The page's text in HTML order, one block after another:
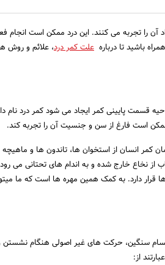
آن را تجربه می کنند. این درد ممکن است انجام
باشید تا درباره علت کمر درد، علائم و روش
قسمت پایینی کمر ایجاد می شود کمر درد نام
است فارغ از سن و جنسیت آن را تجربه کند.
کمر انسان از استخوان ها، تاندون ها و
از نخاع خارج شده و به اندام های تحتانی می
ها قرار دارد. به کمک همین مهره ها است که ما
سنگین، حرکت های غیر اصولی هنگام نشستن
از: